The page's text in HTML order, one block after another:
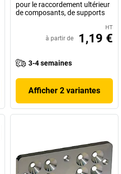
pour le raccordement ultérieur
de composants, de supports
HT
à partir de 1,19 €
3-4 semaines
Afficher 2 variantes